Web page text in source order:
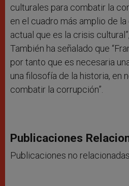
culturales para combatir la
en el cuadro más amplio de
actual que es la crisis
También ha señalado que
por tanto que es necesaria
una filosofía de la historia, en
combatir la
Publicaciones
Publicaciones no